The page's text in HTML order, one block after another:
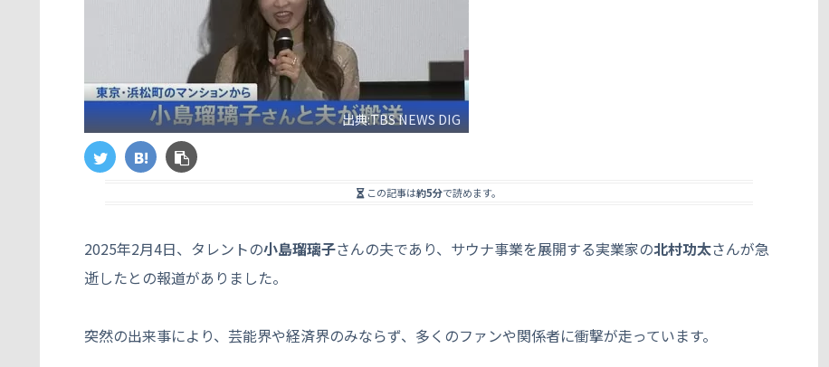
出典:TBS NEWS DIG
この記事は約5分で読めます。
2025年2月4日、タレントの小島瑠璃子さんの夫であり、サウナ事業を展開する実業家の北村功太さんが急
逝したとの報道がありました。
突然の出来事により、芸能界や経済界のみならず、多くのファンや関係者に衝撃が走っています。